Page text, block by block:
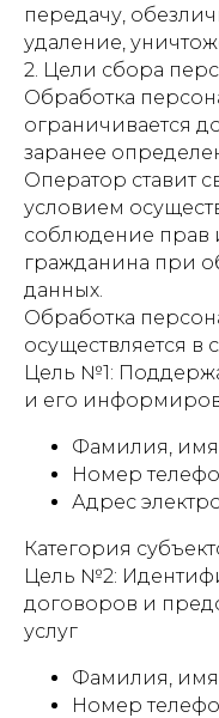
передачу,
удаление,
2. Цели сбора
Обработка
ограничивается
заранее
Оператор ставит
условием
соблюдение прав
гражданина при
данных.
Обработка
осуществляется в
Цель №1:
и его
Фамилия, имя,
Номер
Адрес
Категория
Цель №2:
договоров и
услуг
Фамилия, имя,
Номер